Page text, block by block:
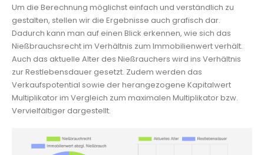
Um die Berechnung möglichst einfach und verständlich zu
gestalten, stellen wir die Ergebnisse auch grafisch dar.
Dadurch kann man auf einen Blick erkennen, wie sich das
Nießbrauchsrecht im Verhältnis zum Immobilienwert verhält.
Auch das aktuelle Alter des Nießrauchers wird ins Verhältnis
zur Restlebensdauer gesetzt. Zudem werden das
Verkaufspotential sowie der herangezogene Kapitalwert
Multiplikator im Vergleich zum maximalen Multiplikator bzw.
Vervielfältiger dargestellt.